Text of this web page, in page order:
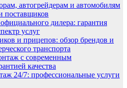
автогрейдерам и автомобилям
поставщиков
дилера: гарантия
услуг
и прицепов: обзор брендов и
транспорта
с современным
качества
24/7: профессиональные услуги